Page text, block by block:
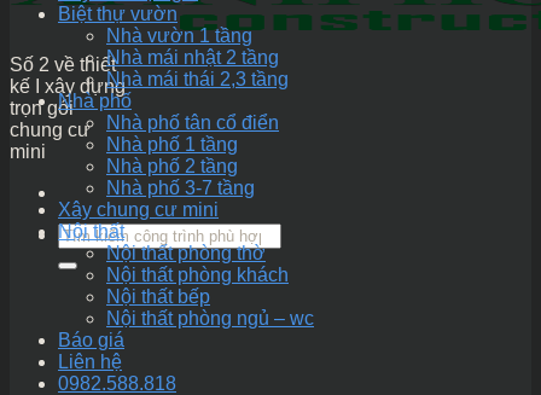
Số 2 về thiết
kế I xây dựng
trọn gói
chung cư
mini
Biệt thự vườn
Nhà vườn 1 tầng
Nhà mái nhật 2 tầng
Nhà mái thái 2,3 tầng
Nhà phố
Nhà phố tân cổ điển
Nhà phố 1 tầng
Nhà phố 2 tầng
Nhà phố 3-7 tầng
Xây chung cư mini
Nội thất
Nội thất phòng thờ
Nội thất phòng khách
Nội thất bếp
Nội thất phòng ngủ – wc
Báo giá
Liên hệ
0982.588.818